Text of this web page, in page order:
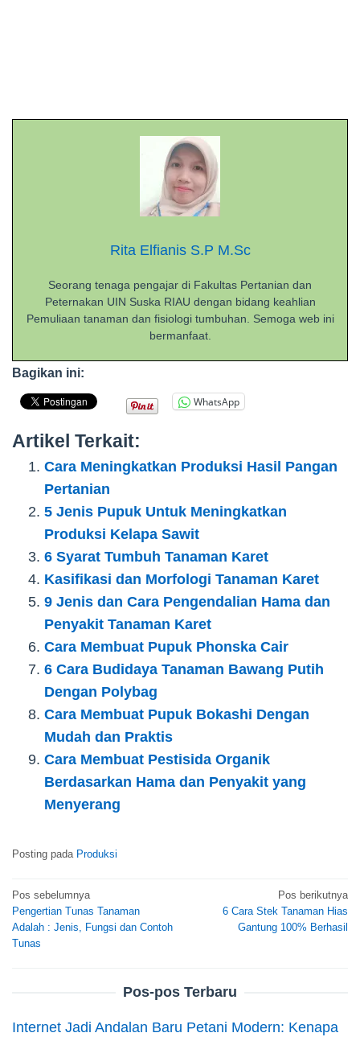
Rita Elfianis S.P M.Sc
Seorang tenaga pengajar di Fakultas Pertanian dan
Peternakan UIN Suska RIAU dengan bidang keahlian
Pemuliaan tanaman dan fisiologi tumbuhan. Semoga web ini
bermanfaat.
Bagikan ini:
WhatsApp
Artikel Terkait:
Cara Meningkatkan Produksi Hasil Pangan
Pertanian
5 Jenis Pupuk Untuk Meningkatkan
Produksi Kelapa Sawit
6 Syarat Tumbuh Tanaman Karet
Kasifikasi dan Morfologi Tanaman Karet
9 Jenis dan Cara Pengendalian Hama dan
Penyakit Tanaman Karet
Cara Membuat Pupuk Phonska Cair
6 Cara Budidaya Tanaman Bawang Putih
Dengan Polybag
Cara Membuat Pupuk Bokashi Dengan
Mudah dan Praktis
Cara Membuat Pestisida Organik
Berdasarkan Hama dan Penyakit yang
Menyerang
Posting pada Produksi
Navigasi
pos
Pos sebelumnya
Pengertian Tunas Tanaman
Adalah : Jenis, Fungsi dan Contoh
Tunas
Pos berikutnya
6 Cara Stek Tanaman Hias
Gantung 100% Berhasil
Pos-pos Terbaru
Internet Jadi Andalan Baru Petani Modern: Kenapa